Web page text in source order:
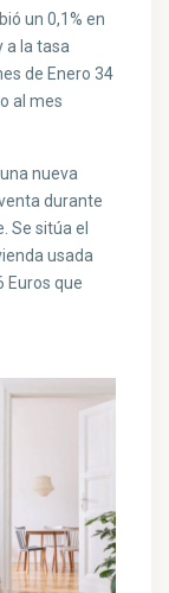
un 0,1% en
a la tasa
de Enero 34
al mes
nueva
durante
Se sitúa el
usada
Euros que